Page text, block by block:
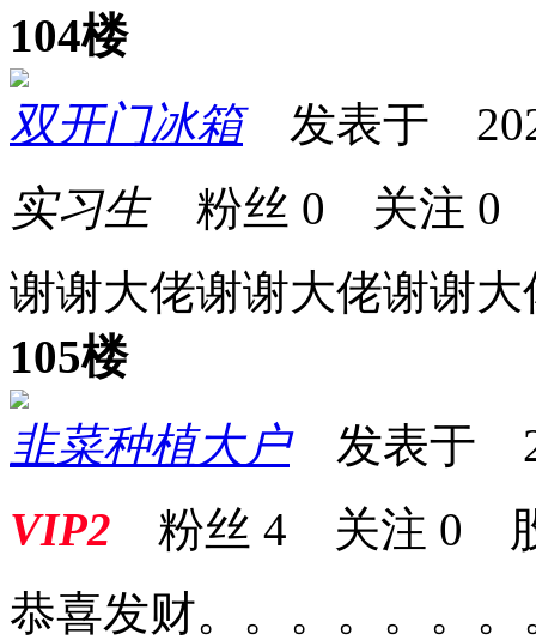
104楼
双开门冰箱发表于
实习生粉丝 0 关注 0
谢谢大佬谢谢大佬谢谢大
105楼
韭菜种植大户发表于
VIP2 粉丝 4 关注 0
恭喜发财。。。。。。。